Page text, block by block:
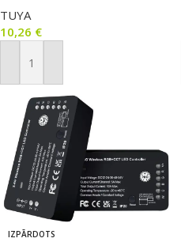
TUYA
10,26 €
Pievienot Grozam
IZPĀRDOTS